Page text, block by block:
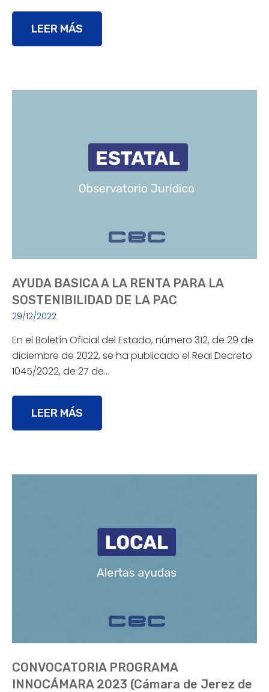
LEER MÁS
AYUDA BASICA A LA RENTA PARA LA
SOSTENIBILIDAD DE LA PAC
29/12/2022
En el Boletín Oficial del Estado, número 312, de 29 de
diciembre de 2022, se ha publicado el Real Decreto
1045/2022, de 27 de…
LEER MÁS
CONVOCATORIA PROGRAMA
INNOCÁMARA 2023 (Cámara de Jerez de